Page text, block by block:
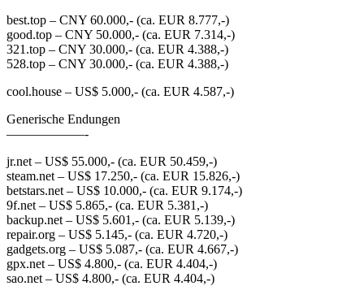
best.top – CNY 60.000,- (ca. EUR 8.777,-)
good.top – CNY 50.000,- (ca. EUR 7.314,-)
321.top – CNY 30.000,- (ca. EUR 4.388,-)
528.top – CNY 30.000,- (ca. EUR 4.388,-)
cool.house – US$ 5.000,- (ca. EUR 4.587,-)
Generische Endungen
——————-
jr.net – US$ 55.000,- (ca. EUR 50.459,-)
steam.net – US$ 17.250,- (ca. EUR 15.826,-)
betstars.net – US$ 10.000,- (ca. EUR 9.174,-)
9f.net – US$ 5.865,- (ca. EUR 5.381,-)
backup.net – US$ 5.601,- (ca. EUR 5.139,-)
repair.org – US$ 5.145,- (ca. EUR 4.720,-)
gadgets.org – US$ 5.087,- (ca. EUR 4.667,-)
gpx.net – US$ 4.800,- (ca. EUR 4.404,-)
sao.net – US$ 4.800,- (ca. EUR 4.404,-)